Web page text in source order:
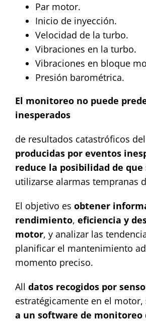
Par motor.
Inicio de inyección.
Velocidad de la turbo.
Vibraciones en la turbo.
Vibraciones en bloque
Presión barométrica.
El monitoreo no puede
inesperados
de resultados catastróficos
producidas por eventos
reduce la posibilidad de que
utilizarse alarmas tempranas
El objetivo es obtener
rendimiento, eficiencia y
motor, y analizar las
planificar el mantenimiento
momento preciso.
All datos recogidos por
estratégicamente en el motor,
a un software de monitoreo